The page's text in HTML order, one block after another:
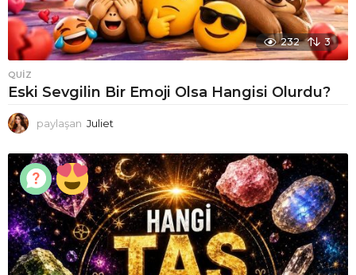
232 3
QUIZ
Eski Sevgilin Bir Emoji Olsa Hangisi Olurdu?
paylaşan Juliet